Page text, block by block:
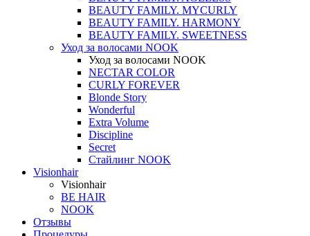
BEAUTY FAMILY. MYCURLY
BEAUTY FAMILY. HARMONY
BEAUTY FAMILY. SWEETNESS
Уход за волосами NOOK
Уход за волосами NOOK
NECTAR COLOR
CURLY FOREVER
Blonde Story
Wonderful
Extra Volume
Discipline
Secret
Стайлинг NOOK
Visionhair
Visionhair
BE HAIR
NOOK
Отзывы